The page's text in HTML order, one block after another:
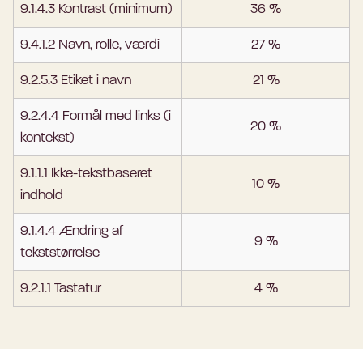
9.1.4.3 Kontrast (minimum) 36 %
9.4.1.2 Navn, rolle, værdi 27 %
9.2.5.3 Etiket i navn 21 %
9.2.4.4 Formål med links (i
kontekst)
20 %
9.1.1.1 Ikke-tekstbaseret
indhold
10 %
9.1.4.4 Ændring af
tekststørrelse
9 %
9.2.1.1 Tastatur 4 %